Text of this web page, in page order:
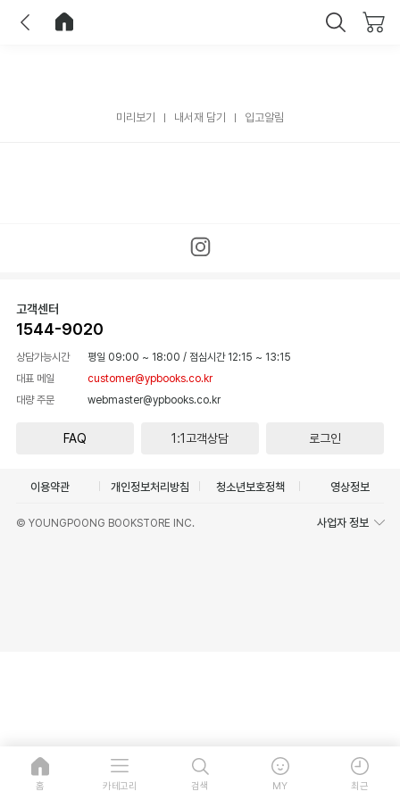
미리보기 내서재 담기 입고알림
고객센터
1544-9020
상담가능시간 평일 09:00 ~ 18:00 / 점심시간 12:15 ~ 13:15
대표 메일
customer@ypbooks.co.kr
대량 주문
webmaster@ypbooks.co.kr
FAQ 1:1고객상담 로그인
이용약관 개인정보처리방침 청소년보호정책 영상정보
© YOUNGPOONG BOOKSTORE INC. 사업자 정보
홈 카테고리 검색 MY 최근